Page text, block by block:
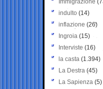
Immigrazione
indulto (14)
inflazione (26)
Ingroia (15)
Interviste (16)
la casta (1.394)
La Destra (45)
La Sapienza (5)